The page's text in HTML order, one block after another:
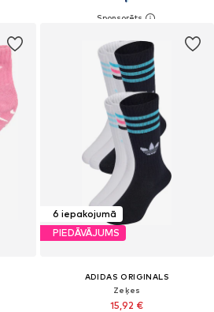
6 iepakojumā
PIEDĀVĀJUMS
ADIDAS ORIGINALS
Zeķes
15,92 €